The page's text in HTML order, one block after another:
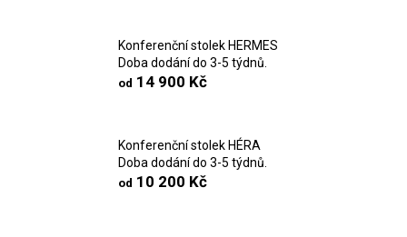
Konferenční stolek HERMES
Doba dodání do 3-5 týdnů.
od 14 900 Kč
Konferenční stolek HÉRA
Doba dodání do 3-5 týdnů.
od 10 200 Kč